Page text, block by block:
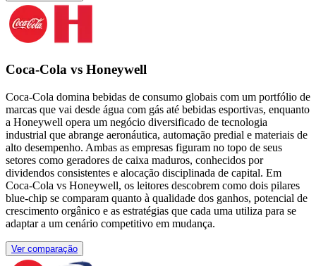
Coca-Cola vs Honeywell
Coca-Cola domina bebidas de consumo globais com um portfólio de
marcas que vai desde água com gás até bebidas esportivas, enquanto
a Honeywell opera um negócio diversificado de tecnologia
industrial que abrange aeronáutica, automação predial e materiais de
alto desempenho. Ambas as empresas figuram no topo de seus
setores como geradores de caixa maduros, conhecidos por
dividendos consistentes e alocação disciplinada de capital. Em
Coca‑Cola vs Honeywell, os leitores descobrem como dois pilares
blue-chip se comparam quanto à qualidade dos ganhos, potencial de
crescimento orgânico e as estratégias que cada uma utiliza para se
adaptar a um cenário competitivo em mudança.
Ver comparação